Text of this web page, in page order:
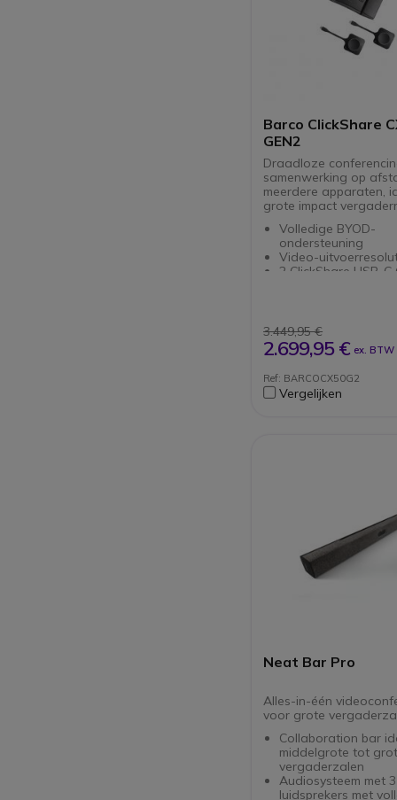
Barco ClickShare
GEN2
Draadloze
samenwerking op
meerdere apparaten,
grote impact
Volledige BYOD-
ondersteuning
Video-
2 ClickShare USB-C
applicatie
Vergaderen met
apparaten met één
HDMI-ingang van
kwaliteit en
3.449,95 €
2.699,95 € ex. BTW
Ref: BARCOCX50G2
Vergelijken
Neat Bar Pro
Alles-in-één
voor grote
Collaboration bar
middelgrote tot
vergaderzalen
Audiosysteem met 3
luidsprekers met